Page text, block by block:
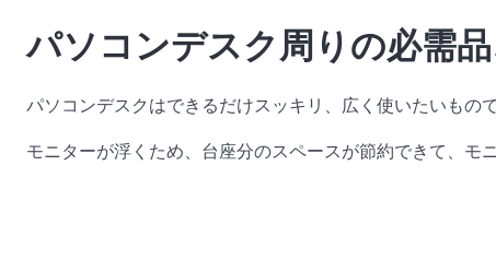
パソコンデスク周りの必需
パソコンデスクはできるだけスッキリ、広く使いたいもの
モニターが浮くため、台座分のスペースが節約できて、モ